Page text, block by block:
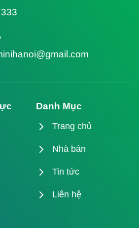
Danh Mục
Trang chủ
Nhà bán
Tin tức
Liên hệ